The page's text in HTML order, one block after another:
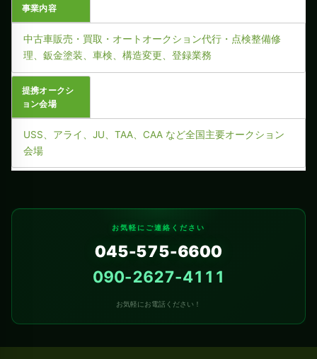
事業内容
中古車販売・買取・オートオークション代行・点検整備修
理、鈑金塗装、車検、構造変更、登録業務
提携オークシ
ョン会場
USS、アライ、JU、TAA、CAA など全国主要オークション
会場
お気軽にご連絡ください
045-575-6600
090-2627-4111
お気軽にお電話ください！